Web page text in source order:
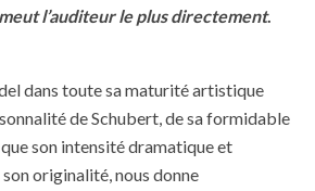
l’auditeur le plus directement.
dans toute sa maturité artistique
de Schubert, de sa formidable
son intensité dramatique et
originalité, nous donne